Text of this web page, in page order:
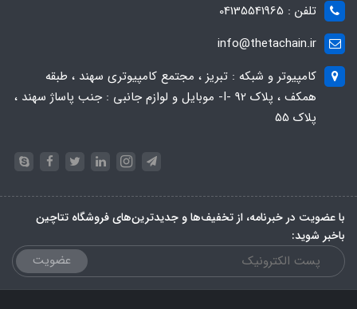
تلفن : 04135541965
info@thetachain.ir
کامپیوتر و شبکه : تبریز ، مجتمع کامپیوتری سهند ، طبقه
همکف ، پلاک 92 -I- موبایل و لوازم جانبی : جنب پاساژ سهند ،
پلاک 55
با عضویت در خبرنامه، از تخفیف‌ها و جدیدترین‌های فروشگاه تتاچین
باخبر شوید:
عضویت